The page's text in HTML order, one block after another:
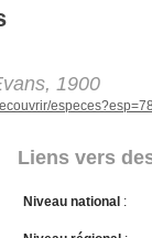
1900
Liens vers
Niveau national :